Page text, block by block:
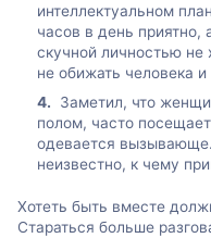
интеллектуальном
часов в день приятно,
скучной личностью не
не обижать человека
Заметил, что
полом, часто
одевается
неизвестно, к чему
Хотеть быть вместе
Стараться больше